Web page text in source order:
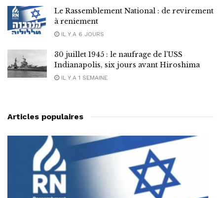
Le Rassemblement National : de revirement
à reniement
IL Y A 6 JOURS
30 juillet 1945 : le naufrage de l’USS
Indianapolis, six jours avant Hiroshima
IL Y A 1 SEMAINE
Articles populaires